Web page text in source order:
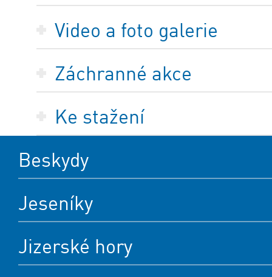
Video a foto galerie
Záchranné akce
Ke stažení
Beskydy
Jeseníky
Jizerské hory